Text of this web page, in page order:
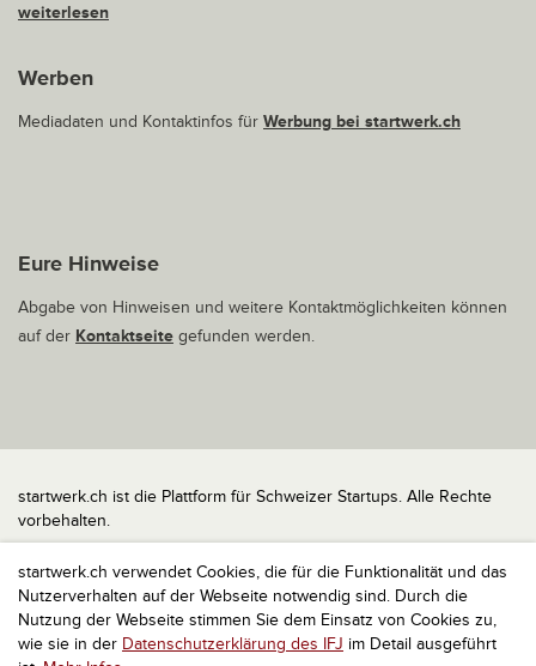
startwerk.ch verwendet Cookies, die für die Funktionalität und das
Nutzerverhalten auf der Webseite notwendig sind. Durch die
Nutzung der Webseite stimmen Sie dem Einsatz von Cookies zu,
wie sie in der Datenschutzerklärung des IFJ im Detail ausgeführt
weiterlesen
Werben
Mediadaten und Kontaktinfos für Werbung bei startwerk.ch
Eure Hinweise
Abgabe von Hinweisen und weitere Kontaktmöglichkeiten können
auf der Kontaktseite gefunden werden.
startwerk.ch ist die Plattform für Schweizer Startups. Alle Rechte
vorbehalten.
Impressum
Kontakt
nach oben